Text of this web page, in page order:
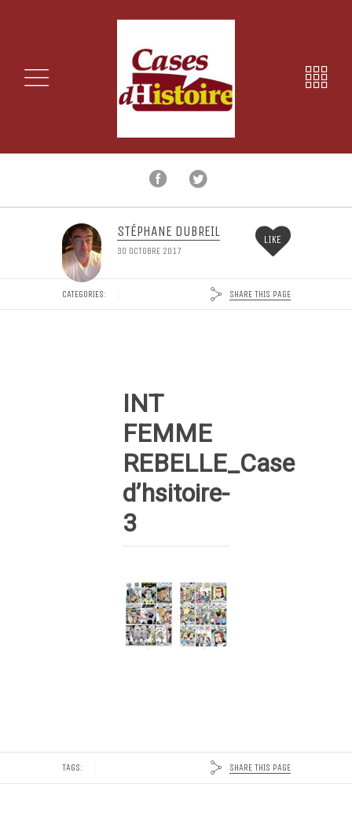
STÉPHANE DUBREIL
30 OCTOBRE 2017
LIKE
CATEGORIES: SHARE THIS PAGE
INT
FEMME
REBELLE_Case
d’hsitoire-
3
TAGS: SHARE THIS PAGE